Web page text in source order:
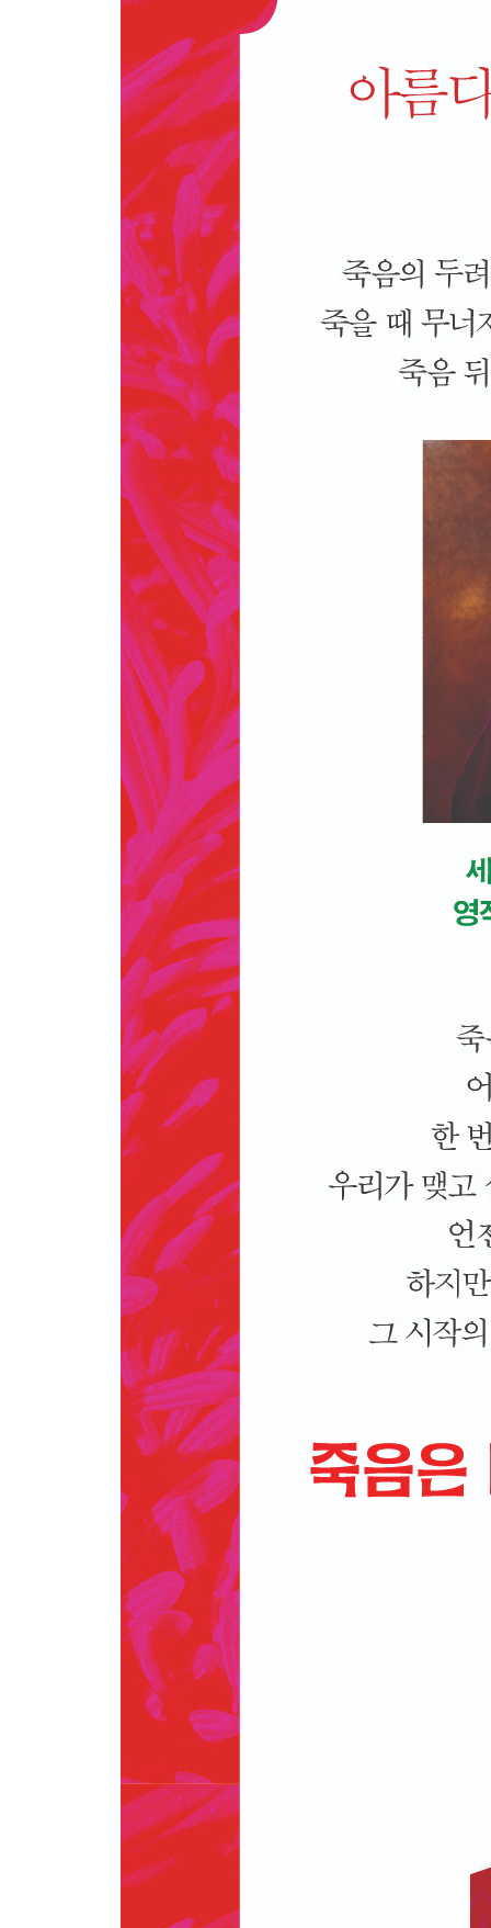
19 열림에서 구체성으로: 영원한 패턴
20 되어감의 바르도에 들어가기
21 가슴으로 하는 조언
22 여섯 가지 세상
23 다음 생 선택하기
24 타인의 죽음과 죽음 과정에 도움 주기
25 바르도에 있는 동안 깨어나기
끝맺으며
부록 A. 바르도 가르침의 역사
부록 B. 수행법
기본적인 앉기 명상
열린 알아차림으로 명상하기
통렌 수행
부록 C. 도표
분해 단계
오불부족(五佛部族, Five Buddha Familes)
삼사라 윤회의 여섯 세상
더 읽을거리
감사의 말
저자 소개